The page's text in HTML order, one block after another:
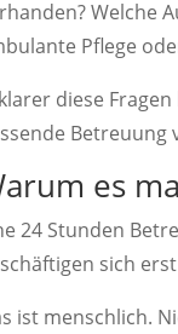
Welche
Pflege
klarer diese
es
24 Stunden
sich
ist menschlich.